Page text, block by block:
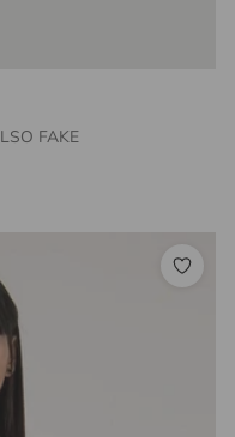
FAKE